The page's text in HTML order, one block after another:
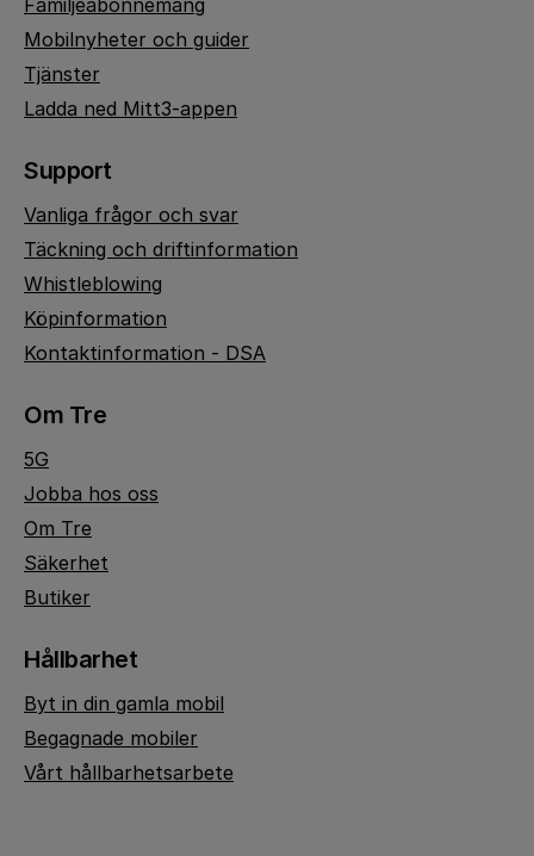
Familjeabonnemang
Mobilnyheter och guider
Tjänster
Ladda ned Mitt3-appen
Support
Vanliga frågor och svar
Täckning och driftinformation
Whistleblowing
Köpinformation
Kontaktinformation - DSA
Om Tre
5G
Jobba hos oss
Om Tre
Säkerhet
Butiker
Hållbarhet
Byt in din gamla mobil
Begagnade mobiler
Vårt hållbarhetsarbete